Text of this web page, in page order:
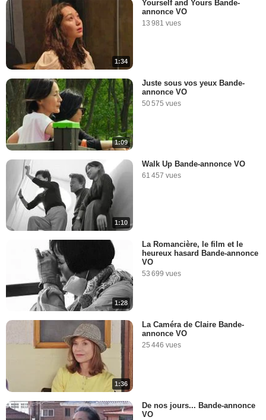
1:34
Yourself and Yours Bande-
annonce VO
13 981 vues
1:09
Juste sous vos yeux Bande-
annonce VO
50 575 vues
1:10
Walk Up Bande-annonce VO
61 457 vues
1:28
La Romancière, le film et le
heureux hasard Bande-annonce
VO
53 699 vues
1:36
La Caméra de Claire Bande-
annonce VO
25 446 vues
De nos jours... Bande-annonce
VO